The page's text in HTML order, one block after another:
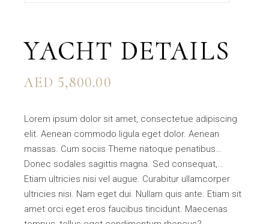
YACHT DETAILS
AED 5,800.00
Lorem ipsum dolor sit amet, consectetue adipiscing
elit. Aenean commodo ligula eget dolor. Aenean
massas. Cum sociis Theme natoque penatibus…
Donec sodales sagittis magna. Sed consequat,…
Etiam ultricies nisi vel augue. Curabitur ullamcorper
ultricies nisi. Nam eget dui. Nullam quis ante. Etiam sit
amet orci eget eros faucibus tincidunt. Maecenas